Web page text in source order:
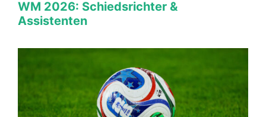
WM 2026: Schiedsrichter &
Assistenten